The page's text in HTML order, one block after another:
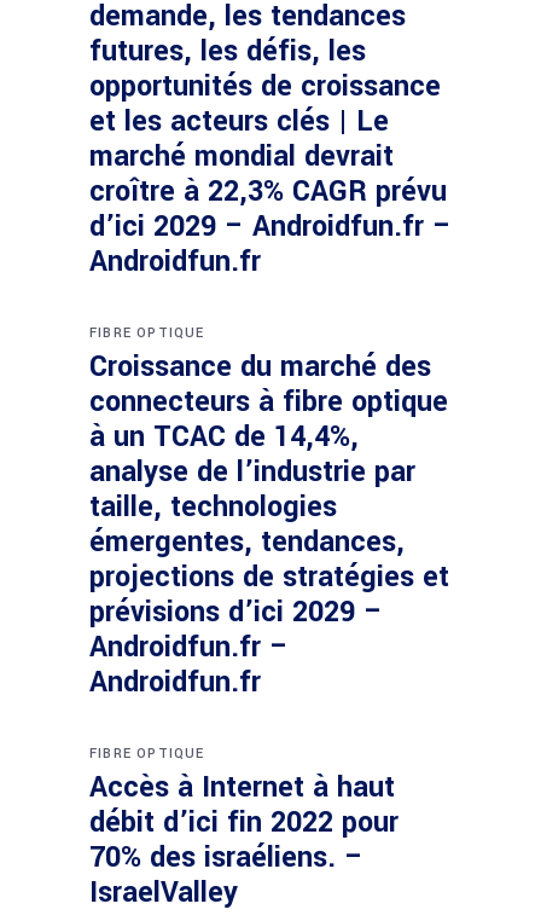
demande, les tendances
futures, les défis, les
opportunités de croissance
et les acteurs clés | Le
marché mondial devrait
croître à 22,3% CAGR prévu
d’ici 2029 – Androidfun.fr –
Androidfun.fr
FIBRE OPTIQUE
Croissance du marché des
connecteurs à fibre optique
à un TCAC de 14,4%,
analyse de l’industrie par
taille, technologies
émergentes, tendances,
projections de stratégies et
prévisions d’ici 2029 –
Androidfun.fr –
Androidfun.fr
FIBRE OPTIQUE
Accès à Internet à haut
débit d’ici fin 2022 pour
70% des israéliens. –
IsraelValley